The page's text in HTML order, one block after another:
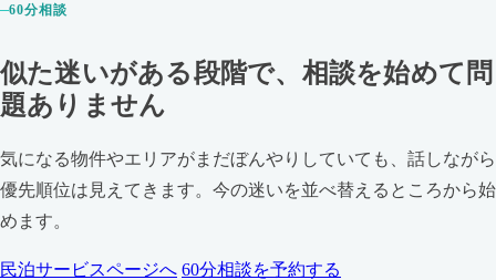
60分相談
似た迷いがある段階で、相談を始めて問
題ありません
気になる物件やエリアがまだぼんやりしていても、話しながら
優先順位は見えてきます。今の迷いを並べ替えるところから始
めます。
民泊サービスページへ 60分相談を予約する